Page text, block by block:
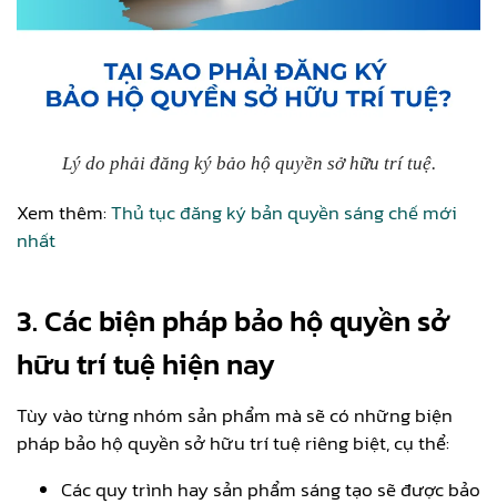
Lý do phải đăng ký bảo hộ quyền sở hữu trí tuệ.
Xem thêm:Thủ tục đăng ký bản quyền sáng chế mới
nhất
3. Các biện pháp bảo hộ quyền sở
hữu trí tuệ hiện nay
Tùy vào từng nhóm sản phẩm mà sẽ có những biện
pháp bảo hộ quyền sở hữu trí tuệ riêng biệt, cụ thể:
Các quy trình hay sản phẩm sáng tạo sẽ được bảo